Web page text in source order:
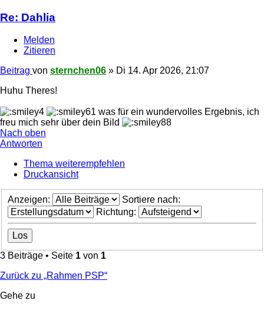
Re: Dahlia
Melden
Zitieren
Beitrag von sternchen06 » Di 14. Apr 2026, 21:07
Huhu Theres!
was für ein wundervolles Ergebnis, ich
freu mich sehr über dein Bild
Nach oben
Antworten
Thema weiterempfehlen
Druckansicht
Anzeigen:
Sortiere nach:
Richtung:
3 Beiträge • Seite 1 von 1
Zurück zu „Rahmen PSP“
Gehe zu